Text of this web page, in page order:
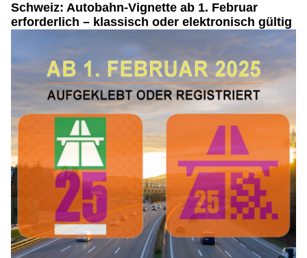
Schweiz: Autobahn-Vignette ab 1. Februar
erforderlich – klassisch oder elektronisch gültig